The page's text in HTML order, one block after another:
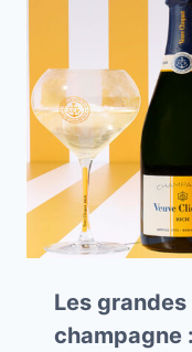
Les
champagne